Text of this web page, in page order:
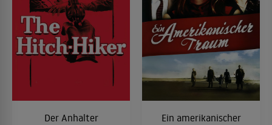
Der Anhalter
Ein amerikanischer